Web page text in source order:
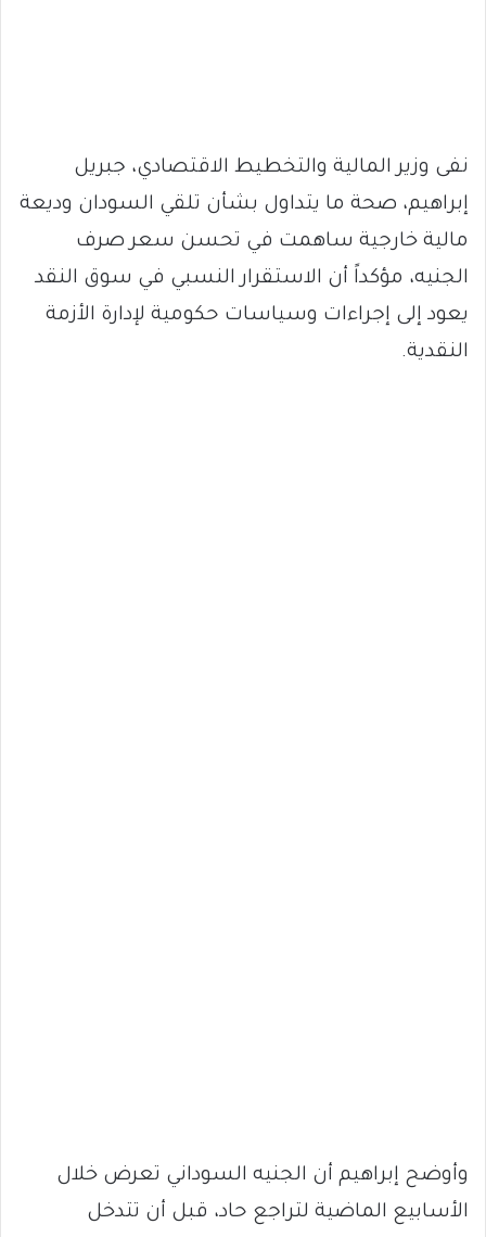
نفى وزير المالية والتخطيط الاقتصادي، جبريل
إبراهيم، صحة ما يتداول بشأن تلقي السودان وديعة
مالية خارجية ساهمت في تحسن سعر صرف
الجنيه، مؤكداً أن الاستقرار النسبي في سوق النقد
يعود إلى إجراءات وسياسات حكومية لإدارة الأزمة
النقدية.
وأوضح إبراهيم أن الجنيه السوداني تعرض خلال
الأسابيع الماضية لتراجع حاد، قبل أن تتدخل